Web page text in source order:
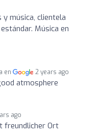
y música, clientela
Música en
en 2 years ago
atmosphere
ago
freundlicher Ort